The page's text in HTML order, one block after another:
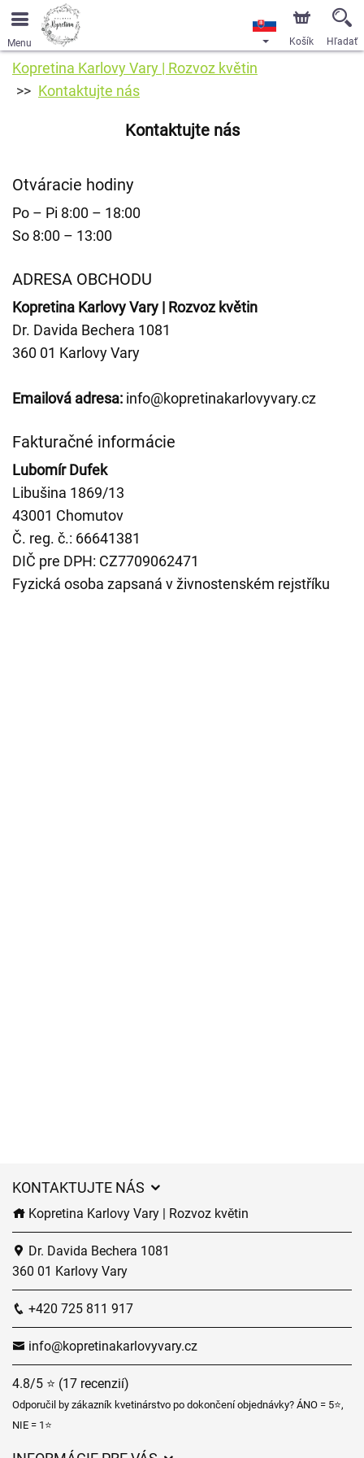
Menu Košík Hľadať
Kopretina Karlovy Vary | Rozvoz květin
Kontaktujte nás
Kontaktujte nás
Otváracie hodiny
Po – Pi 8:00 – 18:00
So 8:00 – 13:00
ADRESA OBCHODU
Kopretina Karlovy Vary | Rozvoz květin
Dr. Davida Bechera 1081
360 01 Karlovy Vary
Emailová adresa: info@kopretinakarlovyvary.cz
Fakturačné informácie
Lubomír Dufek
Libušina 1869/13
43001 Chomutov
Č. reg. č.: 66641381
DIČ pre DPH: CZ7709062471
Fyzická osoba zapsaná v živnostenském rejstříku
KONTAKTUJTE NÁS
Kopretina Karlovy Vary | Rozvoz květin
Dr. Davida Bechera 1081
360 01 Karlovy Vary
+420 725 811 917
info@kopretinakarlovyvary.cz
4.8/5 ⭐ (17 recenzií)
Odporučil by zákazník kvetinárstvo po dokončení objednávky? ÁNO = 5⭐,
NIE = 1⭐